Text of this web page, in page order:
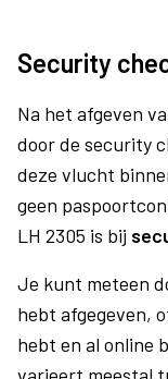
Security
Na het afgeven
door de security
deze vlucht
geen
LH 2305 is bij
Je kunt meteen
hebt afgegeven,
hebt en al online